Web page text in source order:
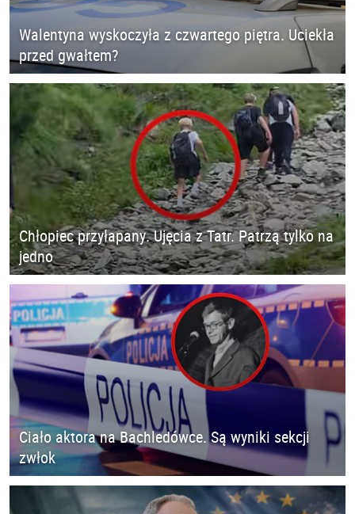
Walentyna wyskoczyła z czwartego piętra. Uciekła
przed gwałtem?
Chłopiec przyłapany. Ujęcia z Tatr. Patrzą tylko na
jedno
Ciało aktora na Bachledówce. Są wyniki sekcji
zwłok